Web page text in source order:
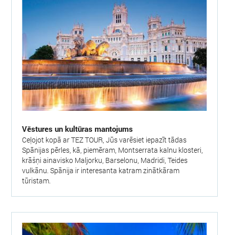
Vēstures un kultūras mantojums
Ceļojot kopā ar TEZ TOUR, Jūs varēsiet iepazīt tādas
Spānijas pērles, kā, piemēram, Montserrata kalnu klosteri,
krāšņi ainavisko Maljorku, Barselonu, Madridi, Teides
vulkānu. Spānija ir interesanta katram zinātkāram
tūristam.